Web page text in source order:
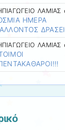
ΛΑΜΙΑΣ
ΗΜΕΡΑ
ΛΑΜΙΑΣ